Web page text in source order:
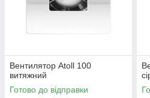
Вентилятор Atoll 100
витяжний
Готово до відправки